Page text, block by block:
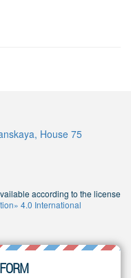
House 75
according to the license
4.0 International